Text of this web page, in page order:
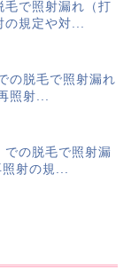
毛で照射漏れ（打
規定や対...
の脱毛で照射漏れ
照射...
での脱毛で照射漏
射の規...